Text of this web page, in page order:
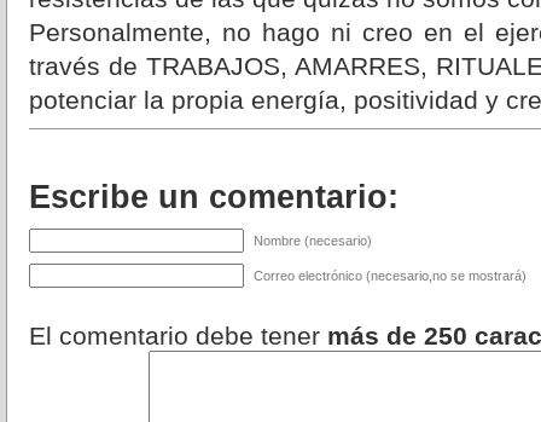
Personalmente, no hago ni creo en el
través de TRABAJOS, AMARRES,
potenciar la propia energía, positividad y
Escribe un comentario:
Nombre (necesario)
Correo electrónico (necesario,no se mostrará)
El comentario debe tener más de 250